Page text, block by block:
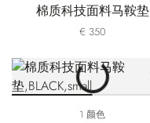
棉质科技面料马鞍垫
€ 350
1 颜色